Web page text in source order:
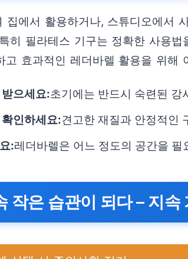
집에서 활용하거나, 스튜디오에서
히 필라테스 기구는 정확한 사용
고 효과적인 레더바렐 활용을 위해
으세요:초기에는 반드시 숙련된 강
인하세요:견고한 재질과 안정적인
:레더바렐은 어느 정도의 공간을
작은 습관이 되다 – 지속